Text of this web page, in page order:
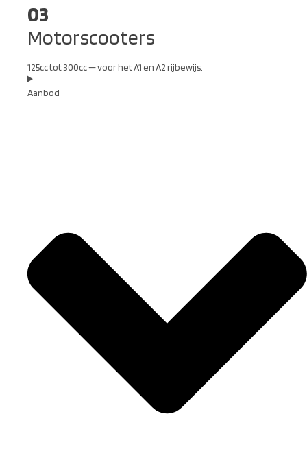
03
Motorscooters
125cc tot 300cc — voor het A1 en A2 rijbewijs.
Aanbod